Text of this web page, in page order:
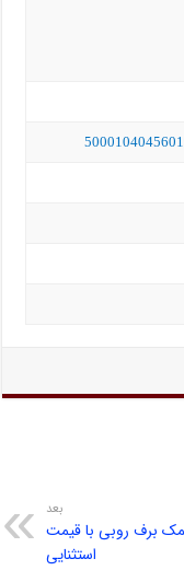
بعد
برف روبی با قیمت
استثنایی